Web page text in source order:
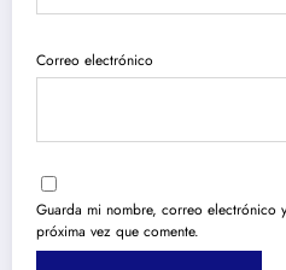
Correo electrónico
Guarda mi nombre, correo electrónico
próxima vez que comente.